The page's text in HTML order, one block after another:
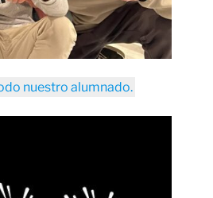
nuestro alumnado.